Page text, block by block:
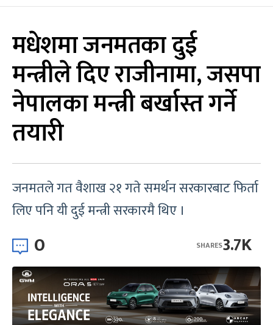
मधेशमा जनमतका दुई
मन्त्रीले दिए राजीनामा, जसपा
नेपालका मन्त्री बर्खास्त गर्ने
तयारी
जनमतले गत वैशाख २१ गते समर्थन सरकारबाट फिर्ता
लिए पनि यी दुई मन्त्री सरकारमै थिए ।
0 3.7K
SHARES